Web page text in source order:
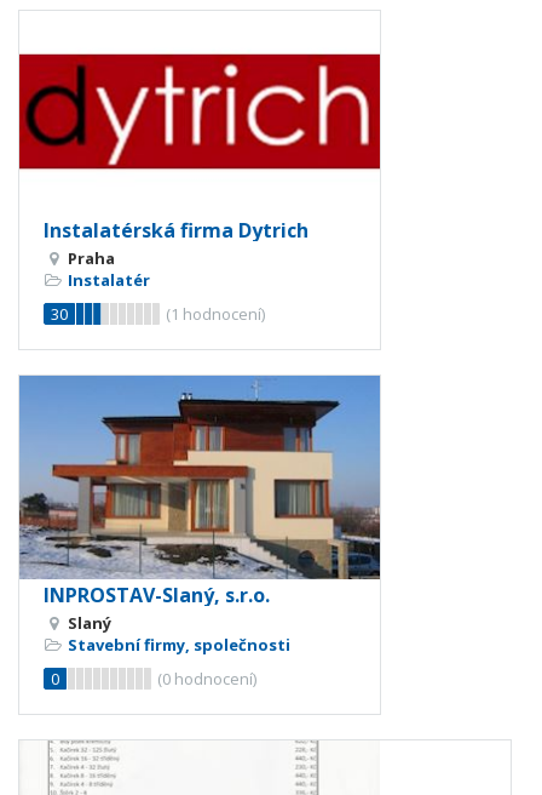
Instalatérská firma Dytrich
Praha
Instalatér
30
(1 hodnocení)
INPROSTAV-Slaný, s.r.o.
Slaný
Stavební firmy, společnosti
0
(0 hodnocení)